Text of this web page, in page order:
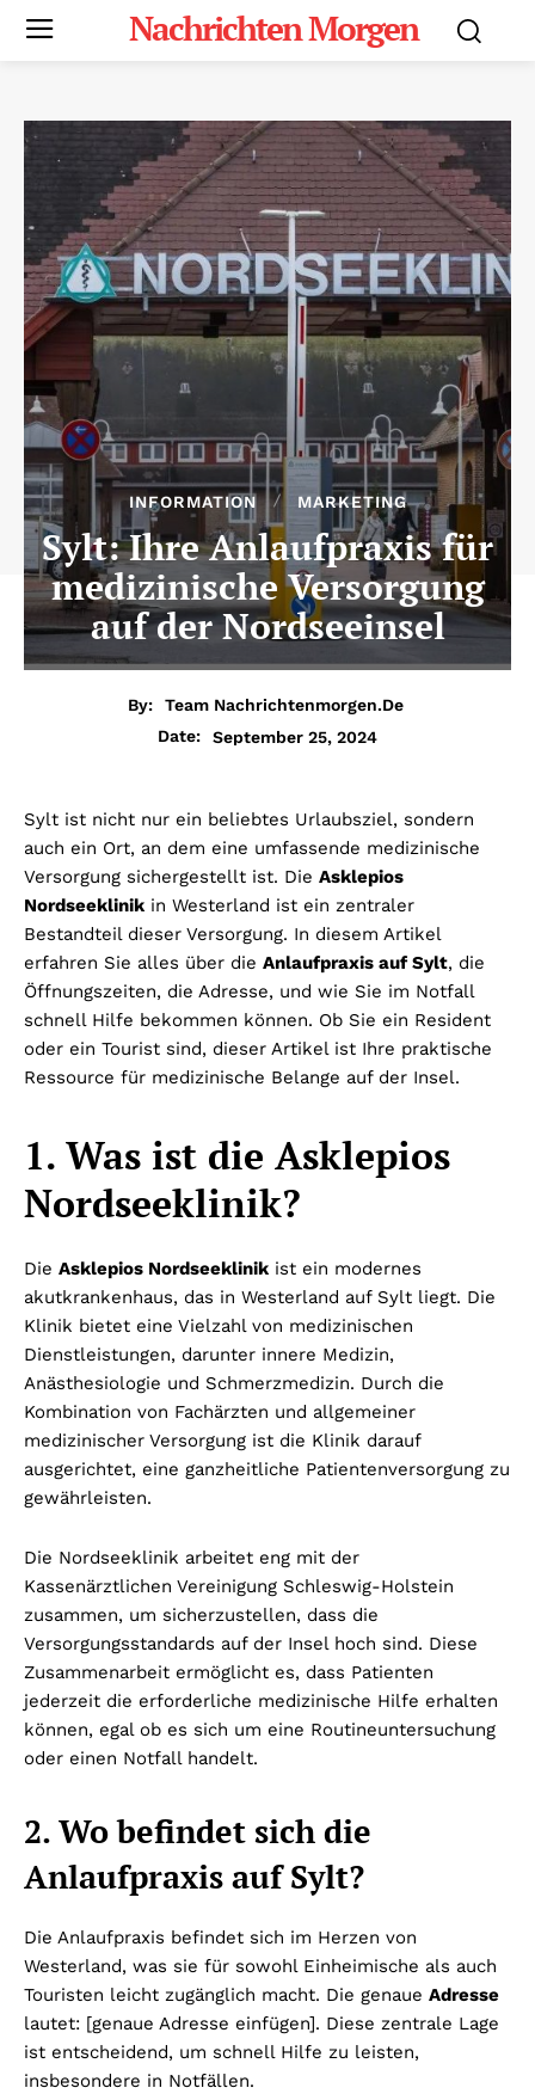
Nachrichten Morgen
INFORMATION MARKETING
Sylt: Ihre Anlaufpraxis für
medizinische Versorgung
auf der Nordseeinsel
By:
Team Nachrichtenmorgen.de
Date:
September 25, 2024
Sylt ist nicht nur ein beliebtes Urlaubsziel, sondern
auch ein Ort, an dem eine umfassende medizinische
Versorgung sichergestellt ist. Die Asklepios
Nordseeklinik in Westerland ist ein zentraler
Bestandteil dieser Versorgung. In diesem Artikel
erfahren Sie alles über die Anlaufpraxis auf Sylt, die
Öffnungszeiten, die Adresse, und wie Sie im Notfall
schnell Hilfe bekommen können. Ob Sie ein Resident
oder ein Tourist sind, dieser Artikel ist Ihre praktische
Ressource für medizinische Belange auf der Insel.
1. Was ist die Asklepios
Nordseeklinik?
Die Asklepios Nordseeklinik ist ein modernes
akutkrankenhaus, das in Westerland auf Sylt liegt. Die
Klinik bietet eine Vielzahl von medizinischen
Dienstleistungen, darunter innere Medizin,
Anästhesiologie und Schmerzmedizin. Durch die
Kombination von Fachärzten und allgemeiner
medizinischer Versorgung ist die Klinik darauf
ausgerichtet, eine ganzheitliche Patientenversorgung zu
gewährleisten.
Die Nordseeklinik arbeitet eng mit der
Kassenärztlichen Vereinigung Schleswig-Holstein
zusammen, um sicherzustellen, dass die
Versorgungsstandards auf der Insel hoch sind. Diese
Zusammenarbeit ermöglicht es, dass Patienten
jederzeit die erforderliche medizinische Hilfe erhalten
können, egal ob es sich um eine Routineuntersuchung
oder einen Notfall handelt.
2. Wo befindet sich die
Anlaufpraxis auf Sylt?
Die Anlaufpraxis befindet sich im Herzen von
Westerland, was sie für sowohl Einheimische als auch
Touristen leicht zugänglich macht. Die genaue Adresse
lautet: [genaue Adresse einfügen]. Diese zentrale Lage
ist entscheidend, um schnell Hilfe zu leisten,
insbesondere in Notfällen.